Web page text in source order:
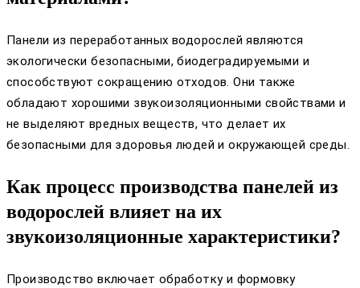
Панели из переработанных водорослей являются
экологически безопасными, биодеградируемыми и
способствуют сокращению отходов. Они также
обладают хорошими звукоизоляционными свойствами и
не выделяют вредных веществ, что делает их
безопасными для здоровья людей и окружающей среды.
Как процесс производства панелей из
водорослей влияет на их
звукоизоляционные характеристики?
Производство включает обработку и формовку